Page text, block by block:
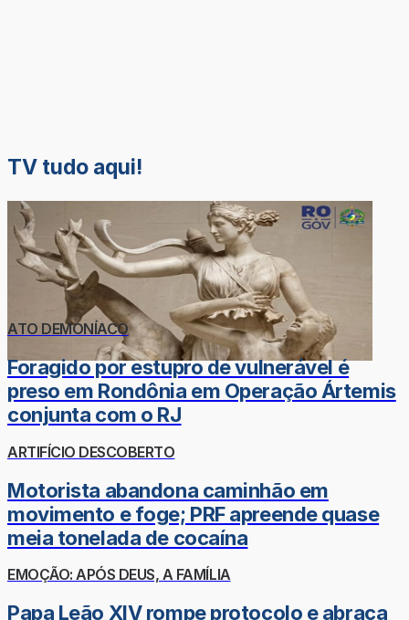
TV tudo aqui!
ATO DEMONÍACO
Foragido por estupro de vulnerável é
preso em Rondônia em Operação Ártemis
conjunta com o RJ
ARTIFÍCIO DESCOBERTO
Motorista abandona caminhão em
movimento e foge; PRF apreende quase
meia tonelada de cocaína
EMOÇÃO: APÓS DEUS, A FAMÍLIA
Papa Leão XIV rompe protocolo e abraça